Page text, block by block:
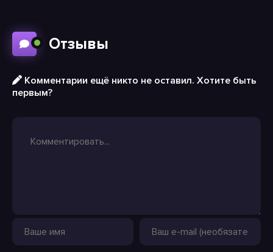
Отзывы
Комментарии ещё никто не оставил. Хотите быть
первым?